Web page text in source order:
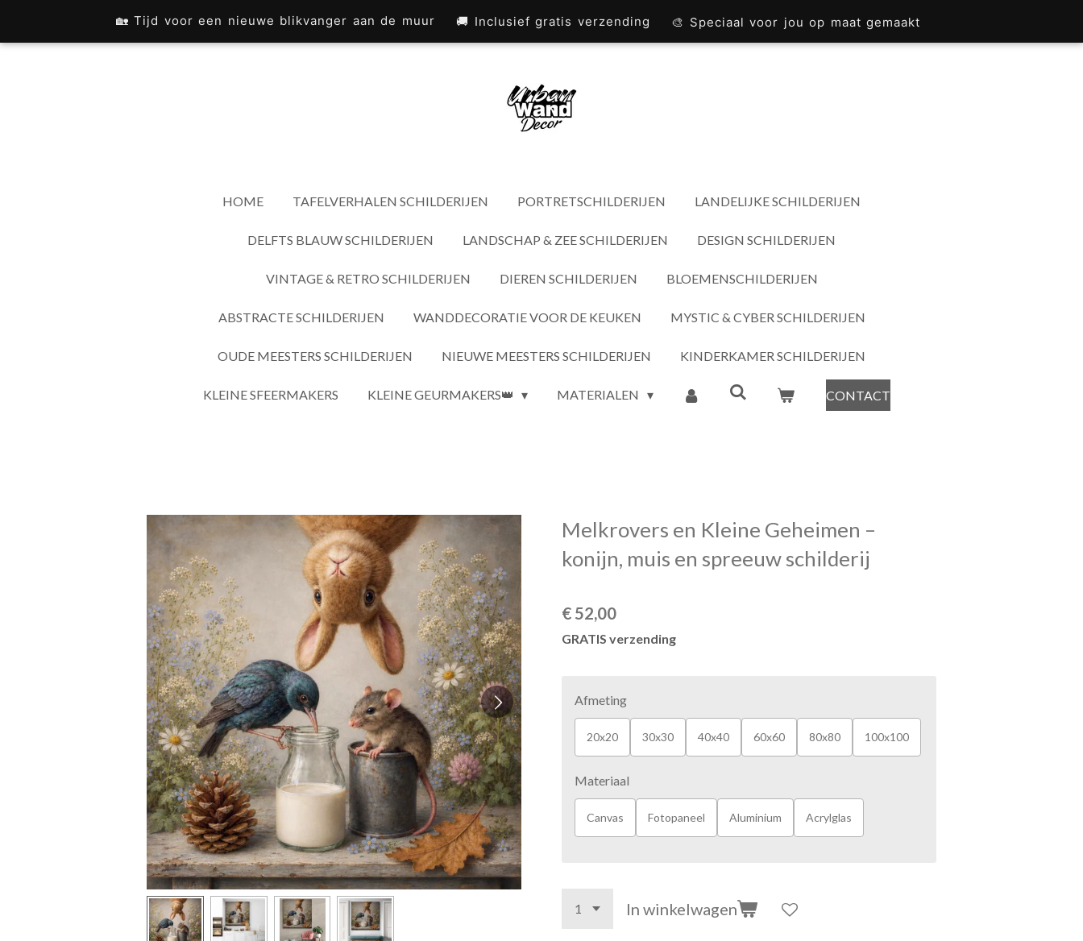
🏡 Tijd voor een nieuwe blikvanger aan de muur 🚚 Inclusief gratis verzending 🎨 Speciaal voor jou op maat gemaakt
direct
HOME TAFELVERHALEN SCHILDERIJEN PORTRETSCHILDERIJEN LANDELIJKE SCHILDERIJEN
DELFTS BLAUW SCHILDERIJEN LANDSCHAP & ZEE SCHILDERIJEN DESIGN SCHILDERIJEN
VINTAGE & RETRO SCHILDERIJEN DIEREN SCHILDERIJEN BLOEMENSCHILDERIJEN
ABSTRACTE SCHILDERIJEN WANDDECORATIE VOOR DE KEUKEN MYSTIC & CYBER SCHILDERIJEN
OUDE MEESTERS SCHILDERIJEN NIEUWE MEESTERS SCHILDERIJEN KINDERKAMER SCHILDERIJEN
KLEINE SFEERMAKERS KLEINE GEURMAKERS👑 MATERIALEN CONTACT
Melkrovers en Kleine Geheimen –
konijn, muis en spreeuw schilderij
€ 52,00
GRATIS verzending
Afmeting
20x20 30x30 40x40 60x60 80x80 100x100
Materiaal
Canvas Fotopaneel Aluminium Acrylglas
In winkelwagen